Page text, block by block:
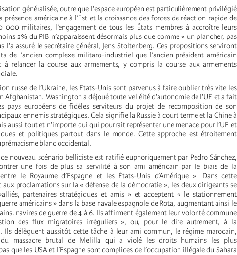
généralisée, outre que l’espace européen est particulièrement privilégié
présence américaine à l’Est et la croissance des forces de réaction rapide de
000 militaires, l’engagement de tous les États membres à accroître leurs
2% du PIB n’apparaissent désormais plus que comme « un plancher, pas
l’a assuré le secrétaire général, Jens Stoltenberg. Ces propositions serviront
de l’ancien complexe militaro-industriel que l’ancien président américain
à relancer la course aux armements, y compris la course aux armements
russe de l’Ukraine, les Etats-Unis sont parvenus à faire oublier très vite les
Afghanistan. Washington a déjoué toute velléité d’autonomie de l’UE et a fait
pays européens de fidèles serviteurs du projet de recomposition de son
ennemis stratégiques. Cela signifie la Russie à court terme et la Chine à
aussi tout et n’importe qui qui pourrait représenter une menace pour l’UE et
et politiques partout dans le monde. Cette approche est étroitement
blanc occidental.
ce nouveau scénario belliciste est ratifié euphoriquement par Pedro Sánchez,
une fois de plus sa servilité à son ami américain par le biais de la
le Royaume d’Espagne et les États-Unis d’Amérique ». Dans cette
proclamations sur la « défense de la démocratie », les deux dirigeants se
partenaires stratégiques et amis » et acceptent « le stationnement
américains » dans la base navale espagnole de Rota, augmentant ainsi le
navires de guerre de 4 à 6. Ils affirment également leur volonté commune
des flux migratoires irréguliers », ou, pour le dire autrement, à la
Ils délèguent aussitôt cette tâche à leur ami commun, le régime marocain,
du massacre brutal de Melilla qui a violé les droits humains les plus
que les USA et l’Espagne sont complices de l’occupation illégale du Sahara